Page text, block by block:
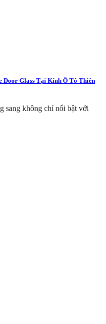
Door Glass Tại Kính Ô Tô Thiên
sang không chỉ nổi bật với